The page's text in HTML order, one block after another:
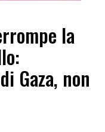
la
Gaza, non